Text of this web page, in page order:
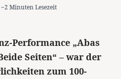
~2 Minuten Lesezeit
Performance „Abas
Seiten“ – war der
zum 100-